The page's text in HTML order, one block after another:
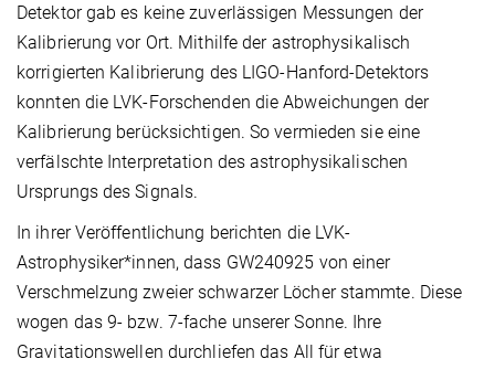
Detektor gab es keine zuverlässigen Messungen der
Kalibrierung vor Ort. Mithilfe der astrophysikalisch
korrigierten Kalibrierung des LIGO-Hanford-Detektors
konnten die LVK-Forschenden die Abweichungen der
Kalibrierung berücksichtigen. So vermieden sie eine
verfälschte Interpretation des astrophysikalischen
Ursprungs des Signals.
In ihrer Veröffentlichung berichten die LVK-
Astrophysiker*innen, dass GW240925 von einer
Verschmelzung zweier schwarzer Löcher stammte. Diese
wogen das 9- bzw. 7-fache unserer Sonne. Ihre
Gravitationswellen durchliefen das All für etwa